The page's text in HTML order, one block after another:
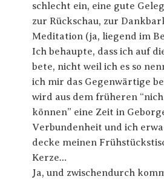
schlecht ein, eine gute
zur Rückschau, zur
Meditation (ja, liegend im
Ich behaupte, dass ich auf
bete, nicht weil ich es so
ich mir das Gegenwärtige
wird aus dem früheren
können” eine Zeit in
Verbundenheit und ich
decke meinen
Kerze…
Ja, und zwischendurch